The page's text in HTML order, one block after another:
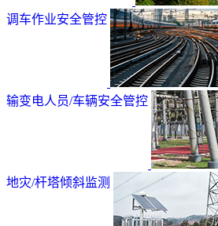
调车作业安全管控
输变电人员/车辆安全管控
地灾/杆塔倾斜监测